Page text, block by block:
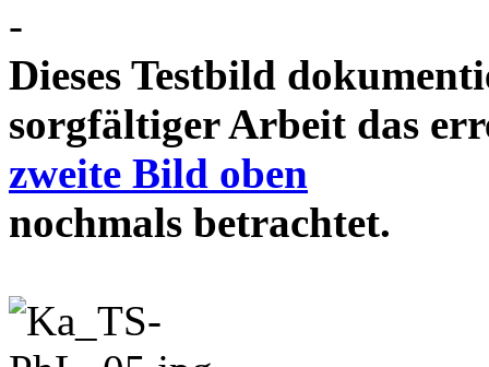
-
Dieses Testbild
sorgfältiger Arbeit das
zweite Bild oben
nochmals